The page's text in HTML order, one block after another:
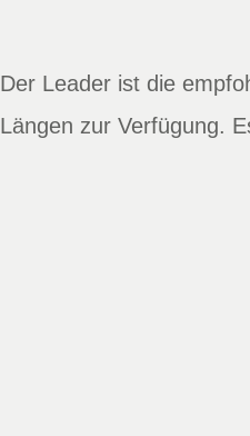
Der Leader ist die
Längen zur Verfügung.